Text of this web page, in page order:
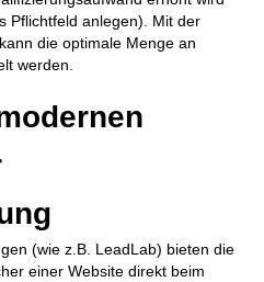
Pflichtfeld anlegen). Mit der
die optimale Menge an
werden.
(wie z.B. LeadLab) bieten die
einer Website direkt beim